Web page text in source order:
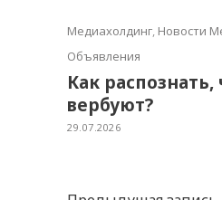
Медиахолдинг, Новости
Объявления
Как распознать,
вербуют?
29.07.2026